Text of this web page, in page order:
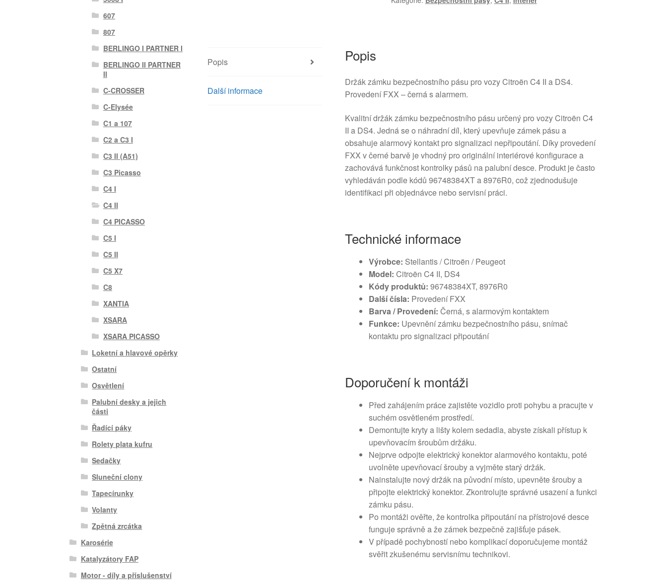
Popis
Další informace
Popis
Držák zámku bezpečnostního pásu pro vozy Citroën C4 II a DS4.
Provedení FXX – černá s alarmem.
Kvalitní držák zámku bezpečnostního pásu určený pro vozy Citroën C4
II a DS4. Jedná se o náhradní díl, který upevňuje zámek pásu a
obsahuje alarmový kontakt pro signalizaci nepřipoutání. Díky provedení
FXX v černé barvě je vhodný pro originální interiérové konfigurace a
zachovává funkčnost kontrolky pásů na palubní desce. Produkt je často
vyhledáván podle kódů 96748384XT a 8976R0, což zjednodušuje
identifikaci při objednávce nebo servisní práci.
Technické informace
Výrobce: Stellantis / Citroën / Peugeot
Model: Citroën C4 II, DS4
Kódy produktů: 96748384XT, 8976R0
Další čísla: Provedení FXX
Barva / Provedení: Černá, s alarmovým kontaktem
Funkce: Upevnění zámku bezpečnostního pásu, snímač
kontaktu pro signalizaci připoutání
Doporučení k montáži
Před zahájením práce zajistěte vozidlo proti pohybu a pracujte v
suchém osvětleném prostředí.
Demontujte kryty a lišty kolem sedadla, abyste získali přístup k
upevňovacím šroubům držáku.
Nejprve odpojte elektrický konektor alarmového kontaktu, poté
uvolněte upevňovací šrouby a vyjměte starý držák.
Nainstalujte nový držák na původní místo, upevněte šrouby a
připojte elektrický konektor. Zkontrolujte správné usazení a funkci
zámku pásu.
Po montáži ověřte, že kontrolka připoutání na přístrojové desce
funguje správně a že zámek bezpečně zajišťuje pásek.
V případě pochybností nebo komplikací doporučujeme montáž
svěřit zkušenému servisnímu technikovi.
607
807
BERLINGO I PARTNER I
BERLINGO II PARTNER
II
C-CROSSER
C-Elysée
C1 a 107
C2 a C3 I
C3 II (A51)
C3 Picasso
C4 I
C4 II
C4 PICASSO
C5 I
C5 II
C5 X7
C8
XANTIA
XSARA
XSARA PICASSO
Loketní a hlavové opěrky
Ostatní
Osvětlení
Palubní desky a jejich
části
Řadící páky
Rolety plata kufru
Sedačky
Sluneční clony
Tapecírunky
Volanty
Zpětná zrcátka
Karosérie
Katalyzátory FAP
Motor - díly a příslušenství